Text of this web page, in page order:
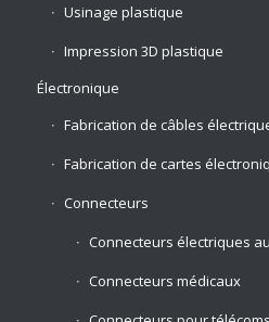
Usinage plastique
Impression 3D plastique
Électronique
Fabrication de câbles
Fabrication de cartes
Connecteurs
Connecteurs électriques
Connecteurs médicaux